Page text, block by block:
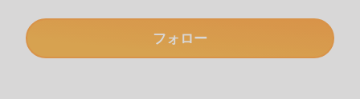
フォロー